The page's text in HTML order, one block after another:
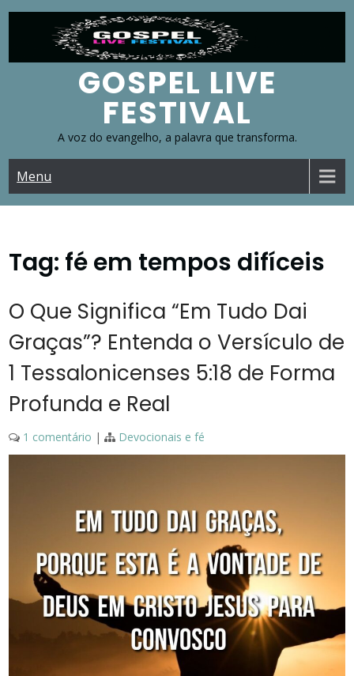
Skip
GOSPEL LIVE
FESTIVAL
A voz do evangelho, a palavra que transforma.
Menu
Tag: fé em tempos difíceis
O Que Significa “Em Tudo Dai
Graças”? Entenda o Versículo de
1 Tessalonicenses 5:18 de Forma
Profunda e Real
1 comentário | Devocionais e fé